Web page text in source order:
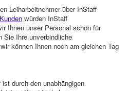
Leiharbeitnehmer über InStaff
würden InStaff
Ihnen unser Personal schon für
Sie Ihre unverbindliche
können Ihnen noch am gleichen Tag
ist durch den unabhängigen